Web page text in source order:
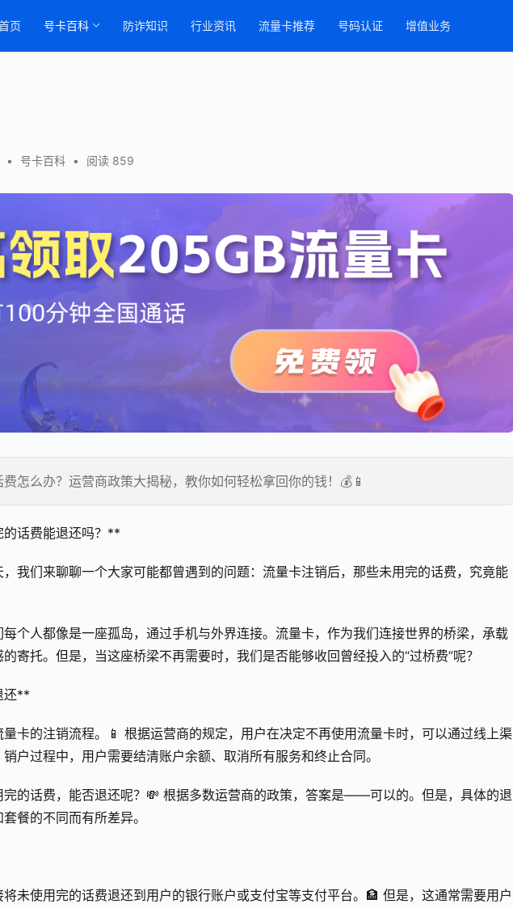
页 号卡百科 防诈知识 行业资讯 流量卡推荐 号码认证 增值业务
• 号卡百科 • 阅读 859
怎么办？运营商政策大揭秘，教你如何轻松拿回你的钱！💰📱
话费能退还吗？**
我们来聊聊一个大家可能都曾遇到的问题：流量卡注销后，那些未用完的话费，究竟能
个人都像是一座孤岛，通过手机与外界连接。流量卡，作为我们连接世界的桥梁，承载
寄托。但是，当这座桥梁不再需要时，我们是否能够收回曾经投入的“过桥费”呢？
还**
卡的注销流程。📱 根据运营商的规定，用户在决定不再使用流量卡时，可以通过线上渠
户过程中，用户需要结清账户余额、取消所有服务和终止合同。
完的话费，能否退还呢？💸 根据多数运营商的政策，答案是——可以的。但是，具体的退
餐的不同而有所差异。
未使用完的话费退还到用户的银行账户或支付宝等支付平台。🏦 但是，这通常需要用户